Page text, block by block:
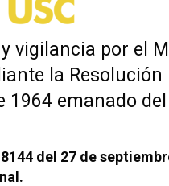
vigilancia por el
la Resolución
1964 emanado
del 27 de